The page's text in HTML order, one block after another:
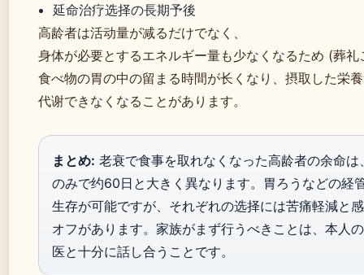
延命治疗选择の長期予後
高龄者は活动量が减るだけでなく、
身体が必要とするエネルギー量も少なくなるため (葬礼
食べ物の胃の中の留まる時間が长くなり、摂取した栄
代谢できなくなることがあります。
まとめ: 老衰で食事を取れなくなった高龄者の余命
のみで约60日と大きく異なります。胃ろうなどの経
生存が可能ですが、それぞれの选择には苦痛軽減と
オフがあります。家族がまず行うべきことは、本人
医と十分に話し合うことです。